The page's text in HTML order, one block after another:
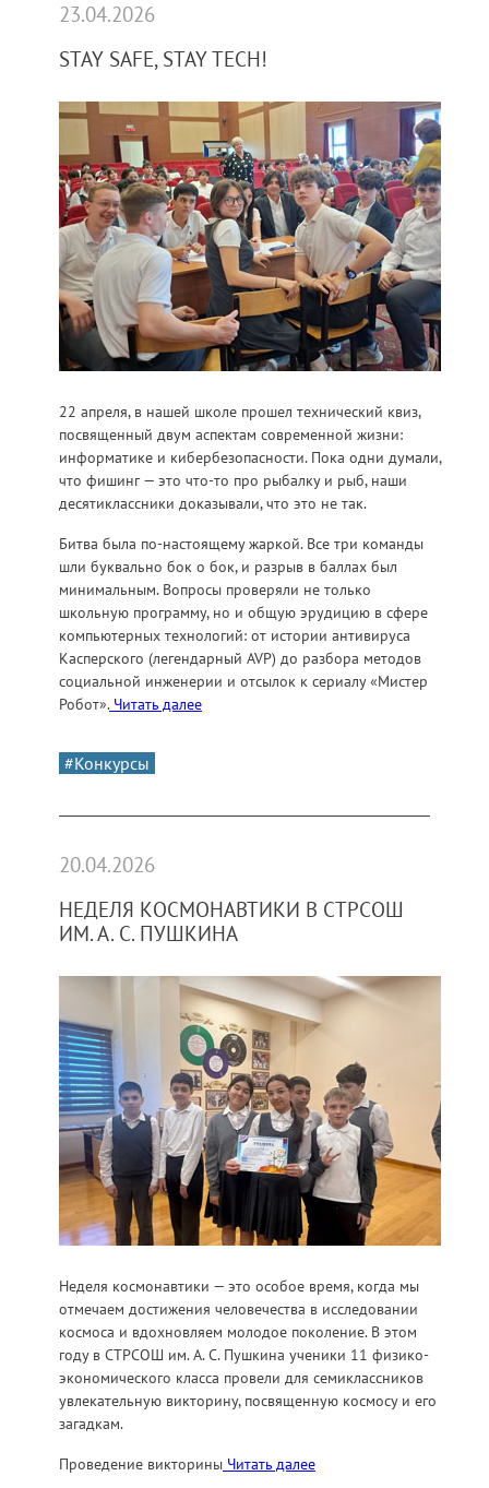
STAY SAFE, STAY TECH!
23.04.2026
22 апреля, в нашей школе прошел технический квиз,
посвященный двум аспектам современной жизни:
информатике и кибербезопасности. Пока одни думали,
что фишинг — это что-то про рыбалку и рыб, наши
десятиклассники доказывали, что это не так.
Битва была по-настоящему жаркой. Все три команды
шли буквально бок о бок, и разрыв в баллах был
минимальным. Вопросы проверяли не только
школьную программу, но и общую эрудицию в сфере
компьютерных технологий: от истории антивируса
Касперского (легендарный AVP) до разбора методов
социальной инженерии и отсылок к сериалу «Мистер
Робот».Читать далее
#Конкурсы
НЕДЕЛЯ КОСМОНАВТИКИ В СТРСОШ
ИМ. А. С. ПУШКИНА
20.04.2026
Неделя космонавтики — это особое время, когда мы
отмечаем достижения человечества в исследовании
космоса и вдохновляем молодое поколение. В этом
году в СТРСОШ им. А. С. Пушкина ученики 11 физико-
экономического класса провели для семиклассников
увлекательную викторину, посвященную космосу и его
загадкам.
Проведение викторины Читать далее